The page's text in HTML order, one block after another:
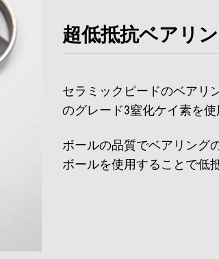
超低抵抗ベアリ
セラミックピードのベアリ
のグレード3窒化ケイ素を
ボールの品質でベアリング
ボールを使用することで低